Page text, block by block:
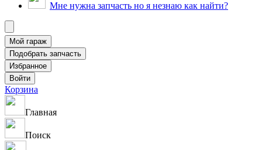
Мне нужна запчасть но я незнаю как найти?
Корзина
Главная
Поиск